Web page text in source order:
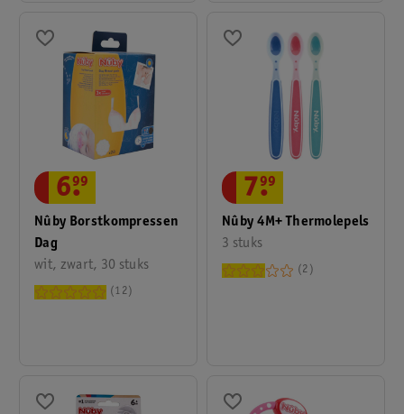
Nûby Borstkompressen
Dag
wit, zwart, 30 stuks
6.
99
12
Nûby 4M+ Thermolepels
3 stuks
7.
99
2